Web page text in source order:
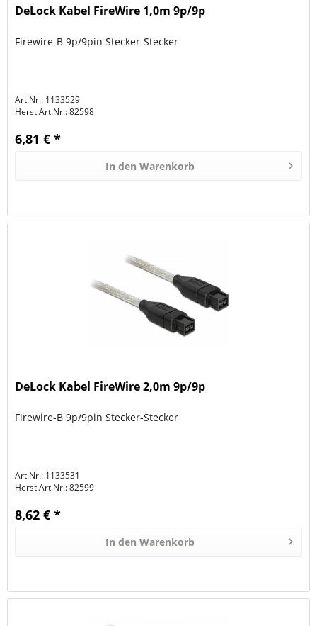
DeLock Kabel FireWire 1,0m 9p/9p
Firewire-B 9p/9pin Stecker-Stecker
Art.Nr.: 1133529
Herst.Art.Nr.:82598
6,81 € *
In den Warenkorb
DeLock Kabel FireWire 2,0m 9p/9p
Firewire-B 9p/9pin Stecker-Stecker
Art.Nr.: 1133531
Herst.Art.Nr.:82599
8,62 € *
In den Warenkorb